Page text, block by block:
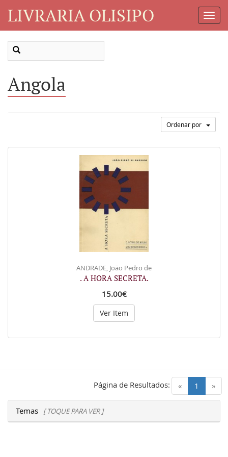
LIVRARIA OLISIPO
Angola
Ordenar por
ANDRADE, João Pedro de
. A HORA SECRETA.
15.00€
Ver Item
« 1 (current)
»
Página de Resultados:
Temas [ TOQUE PARA VER ]